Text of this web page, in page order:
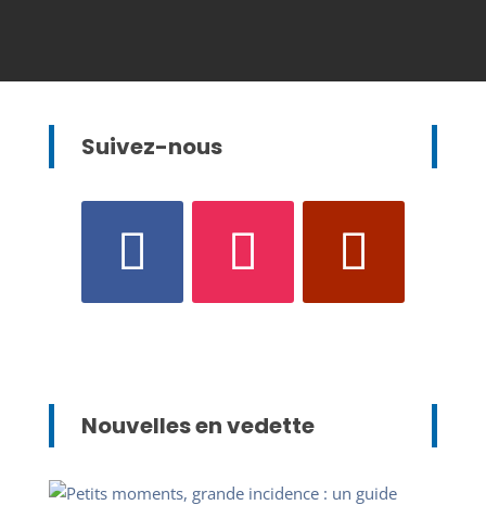
Suivez-nous
Nouvelles en vedette